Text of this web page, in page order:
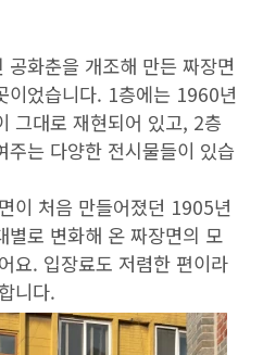
화춘을 개조해 만든 짜장면
이었습니다. 1층에는 1960년
그대로 재현되어 있고, 2층
주는 다양한 전시물들이 있습
이 처음 만들어졌던 1905년
별로 변화해 온 짜장면의 모
요. 입장료도 저렴한 편이라
니다.